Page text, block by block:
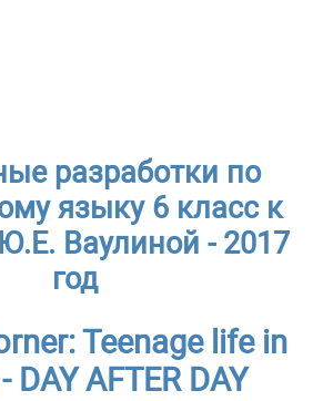
разработки по
языку 6 класс к
Ваулиной - 2017
год
Teenage life in
DAY AFTER DAY